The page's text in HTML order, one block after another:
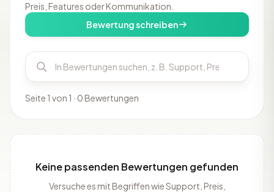
Preis, Features oder Kommunikation.
Bewertung schreiben
Seite 1 von 1 · 0 Bewertungen
Keine passenden Bewertungen gefunden
Versuche es mit Begriffen wie Support, Preis,